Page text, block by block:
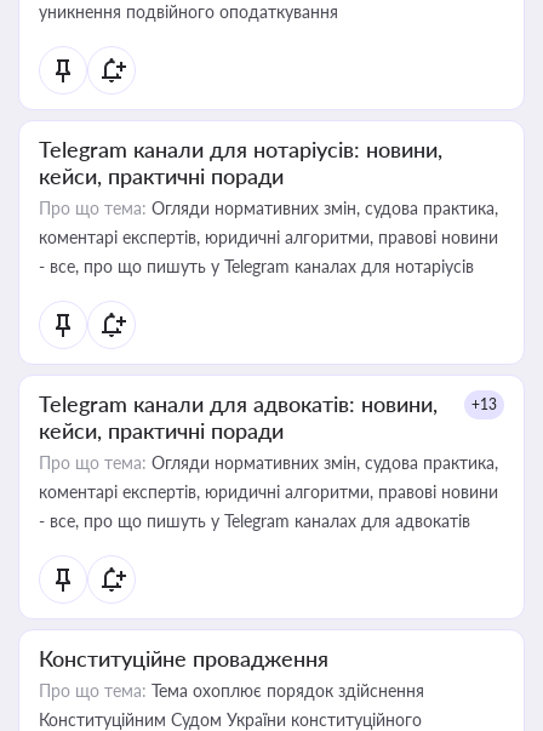
уникнення подвійного оподаткування
Telegram канали для нотаріусів: новини,
кейси, практичні поради
Про що тема: Огляди нормативних змін, судова практика,
коментарі експертів, юридичні алгоритми, правові новини
- все, про що пишуть у Telegram каналах для нотаріусів
Telegram канали для адвокатів: новини,
кейси, практичні поради
+13
Про що тема: Огляди нормативних змін, судова практика,
коментарі експертів, юридичні алгоритми, правові новини
- все, про що пишуть у Telegram каналах для адвокатів
Конституційне провадження
Про що тема: Тема охоплює порядок здійснення
Конституційним Судом України конституційного